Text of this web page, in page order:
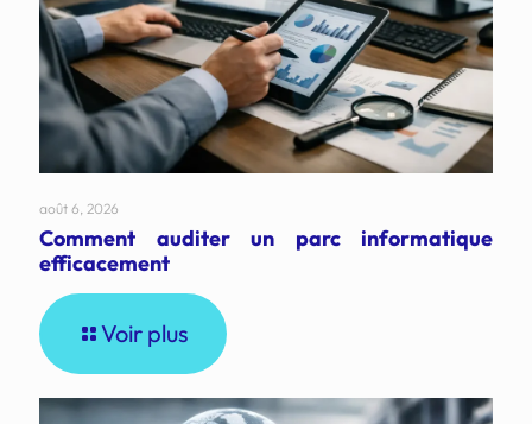
août 6, 2026
Comment auditer un parc informatique
efficacement
Voir plus